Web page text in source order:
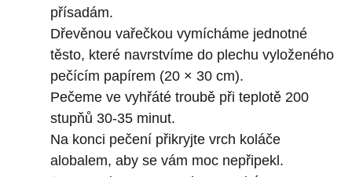
přísadám.
Dřevěnou vařečkou vymícháme jednotné
těsto, které navrstvíme do plechu vyloženého
pečícím papírem (20 × 30 cm).
Pečeme ve vyhřáté troubě při teplotě 200
stupňů 30-35 minut.
Na konci pečení přikryjte vrch koláče
alobalem, aby se vám moc nepřipekl.